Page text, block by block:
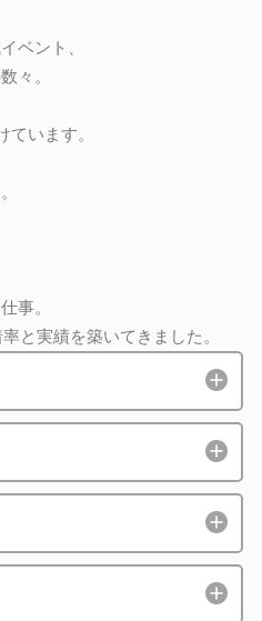
ベント、
々。
います。
事。
と実績を築いてきました。